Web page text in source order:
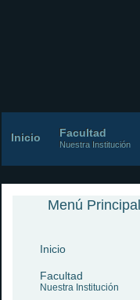
Inicio Facultad
Nuestra Institución
Menú Principal
Inicio
Facultad
Nuestra Institución